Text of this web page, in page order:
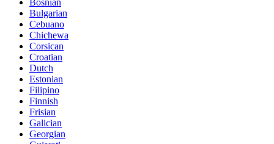
Bosnian
Bulgarian
Cebuano
Chichewa
Corsican
Croatian
Dutch
Estonian
Filipino
Finnish
Frisian
Galician
Georgian